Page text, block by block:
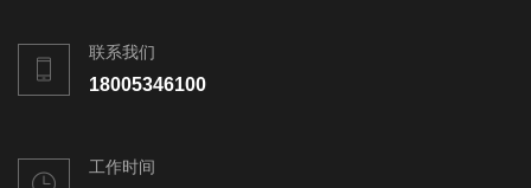
联系我们
18005346100
工作时间